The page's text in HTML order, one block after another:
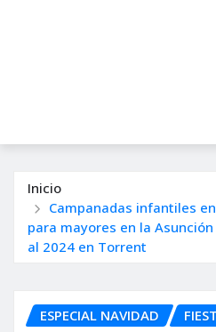
Inicio
Campanadas infantiles
para mayores en la
al 2024 en Torrent
ESPECIAL NAVIDAD